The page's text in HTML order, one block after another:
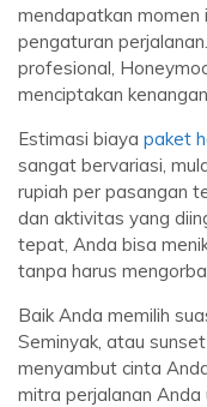
mendapatkan momen
pengaturan
profesional,
menciptakan
Estimasi biaya paket
sangat bervariasi,
rupiah per pasangan
dan aktivitas yang
tepat, Anda bisa
tanpa harus
Baik Anda memilih
Seminyak, atau
menyambut cinta
mitra perjalanan Anda